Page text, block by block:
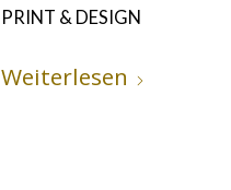
PRINT & DESIGN
Weiterlesen